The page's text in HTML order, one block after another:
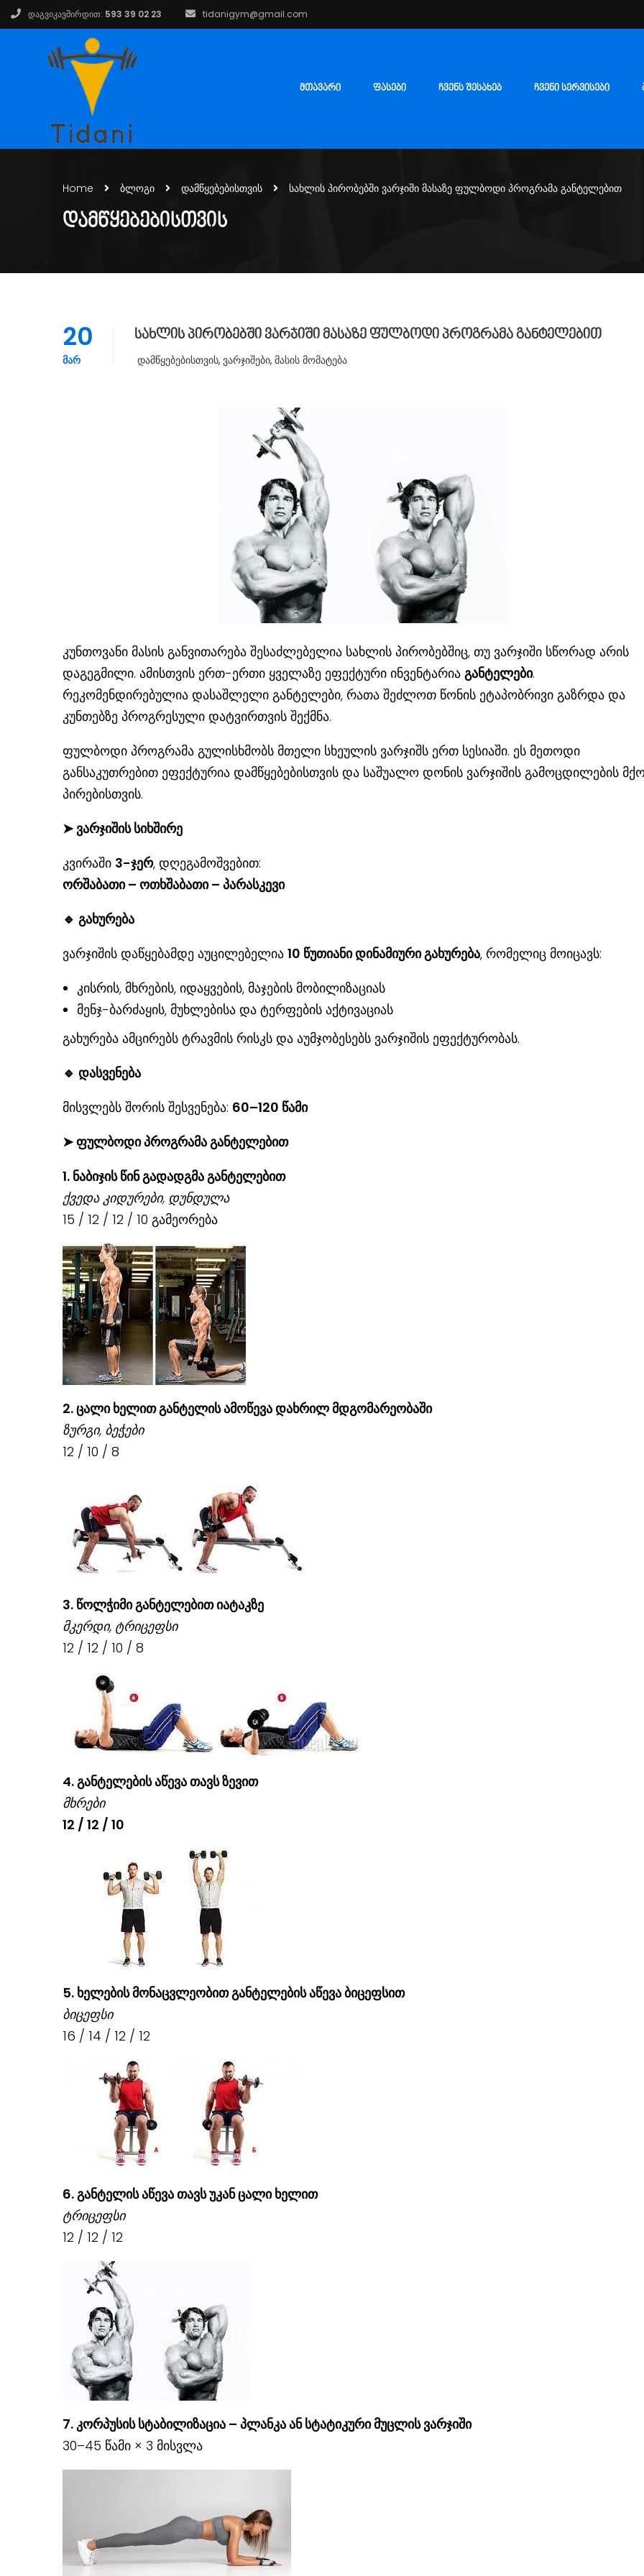
დაგვიკავშირდით: 593 39 02 23 tidanigym@gmail.com
ᲛᲗᲐᲕᲐᲠᲘ ᲤᲐᲡᲔᲑᲘ ᲩᲕᲔᲜᲡ ᲨᲔᲡᲐᲮᲔᲑ ᲩᲕᲔᲜᲘ ᲡᲔᲠᲕᲘᲡᲔᲑᲘ
Home ბლოგი დამწყებებისთვის სახლის პირობებში ვარჯიში მასაზე ფულბოდი პროგრამა განტელებით
ᲓᲐᲛᲬᲧᲔᲑᲔᲑᲘᲡᲗᲕᲘᲡ
20
ᲛᲐᲠ
სახლის პირობებში ვარჯიში მასაზე ფულბოდი პროგრამა განტელებით
Დამწყებებისთვის, Ვარჯიშები, Მასის Მომატება
კუნთოვანი მასის განვითარება შესაძლებელია სახლის პირობებშიც, თუ ვარჯიში სწორად არის
დაგეგმილი. ამისთვის ერთ-ერთი ყველაზე ეფექტური ინვენტარია განტელები.
რეკომენდირებულია დასაშლელი განტელები, რათა შეძლოთ წონის ეტაპობრივი გაზრდა და
კუნთებზე პროგრესული დატვირთვის შექმნა.
ფულბოდი პროგრამა გულისხმობს მთელი სხეულის ვარჯიშს ერთ სესიაში. ეს მეთოდი
განსაკუთრებით ეფექტურია დამწყებებისთვის და საშუალო დონის ვარჯიშის გამოცდილების
პირებისთვის.
➤ვარჯიშის სიხშირე
კვირაში 3-ჯერ, დღეგამოშვებით:
ორშაბათი – ოთხშაბათი – პარასკევი
🔹 გახურება
ვარჯიშის დაწყებამდე აუცილებელია 10 წუთიანი დინამიური გახურება, რომელიც მოიცავს:
კისრის, მხრების, იდაყვების, მაჯების მობილიზაციას
მენჯ-ბარძაყის, მუხლებისა და ტერფების აქტივაციას
გახურება ამცირებს ტრავმის რისკს და აუმჯობესებს ვარჯიშის ეფექტურობას.
🔹 დასვენება
მისვლებს შორის შესვენება: 60–120 წამი
➤ფულბოდი პროგრამა განტელებით
1. ნაბიჯის წინ გადადგმა განტელებით
ქვედა კიდურები, დუნდულა
15 / 12 / 12 / 10 გამეორება
2.ცალი ხელით განტელის ამოწევა დახრილ მდგომარეობაში
ზურგი, ბეჭები
12 / 10 / 8
3. წოლჭიმი განტელებით იატაკზე
მკერდი, ტრიცეფსი
12 / 12 / 10 / 8
4.განტელების აწევა თავს ზევით
მხრები
12 / 12 / 10
5. ხელების მონაცვლეობით განტელების აწევა ბიცეფსით
ბიცეფსი
16 / 14 / 12 / 12
6. განტელის აწევა თავს უკან ცალი ხელით
ტრიცეფსი
12 / 12 / 12
7. კორპუსის სტაბილიზაცია – პლანკა ან სტატიკური მუცლის ვარჯიში
30–45 წამი × 3 მისვლა